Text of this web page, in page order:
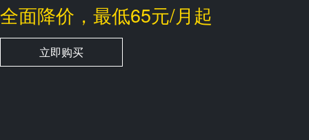
全面降价，最低65元/月起
立即购买